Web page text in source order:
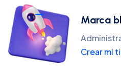
Marca
Crear mi